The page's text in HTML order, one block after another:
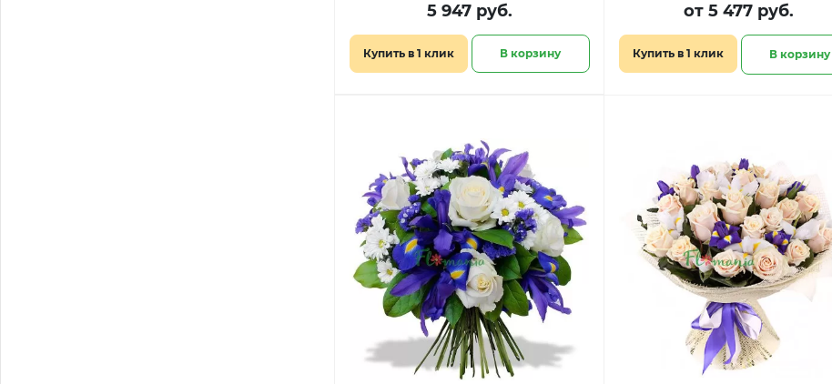
5 947 руб.
Купить в 1 клик В корзину
от 5 477 руб.
Купить в 1 клик В корзину